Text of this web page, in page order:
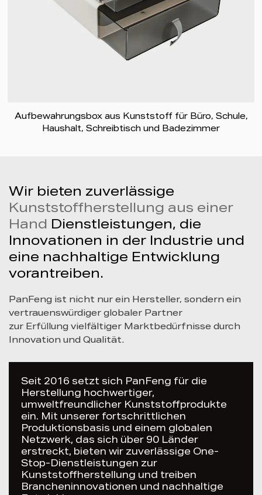
Aufbewahrungsbox aus Kunststoff für Büro, Schule,
Haushalt, Schreibtisch und Badezimmer
Wir bieten zuverlässige
Kunststoffherstellung aus einer
Hand Dienstleistungen, die
Innovationen in der Industrie und
eine nachhaltige Entwicklung
vorantreiben.
PanFeng ist nicht nur ein Hersteller, sondern ein
vertrauenswürdiger globaler Partner
zur Erfüllung vielfältiger Marktbedürfnisse durch
Innovation und Qualität.
Seit 2016 setzt sich PanFeng für die
Herstellung hochwertiger,
umweltfreundlicher Kunststoffprodukte
ein. Mit unserer fortschrittlichen
Produktionsbasis und einem globalen
Netzwerk, das sich über 90 Länder
erstreckt, bieten wir zuverlässige One-
Stop-Dienstleistungen zur
Kunststoffherstellung und treiben
Brancheninnovationen und nachhaltige